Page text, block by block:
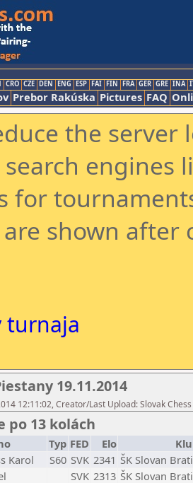
CRO CZE DEN ENG ESP FAI FIN FRA GER GRE INA
Prebor Rakúska Pictures FAQ
the
engines
for
shown
turnaja
19.11.2014
12:11:02, Creator/Last Upload: Slovak
po 13 kolách
Typ FED Elo
Karol S60 SVK 2341 ŠK Slovan
SVK 2313 ŠK Slovan